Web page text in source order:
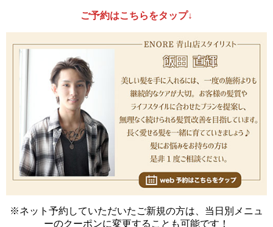
ご予約はこちらをタップ↓
※ネット予約していただいたご新規の方は、当日別メニュ
ーのクーポンに変更することも可能です！